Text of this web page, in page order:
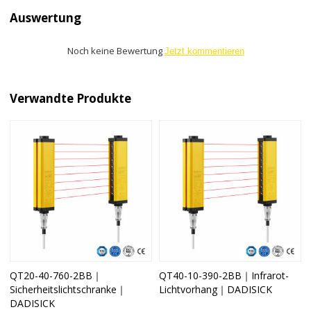
Auswertung
Noch keine Bewertung Jetzt kommentieren
Verwandte Produkte
QT20-40-760-2BB｜
Sicherheitslichtschranke｜
DADISICK
QT40-10-390-2BB｜Infrarot-
Lichtvorhang｜DADISICK